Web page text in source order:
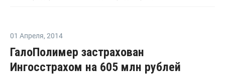
01 Апреля, 2014
ГалоПолимер застрахован
Ингосстрахом на 605 млн рублей